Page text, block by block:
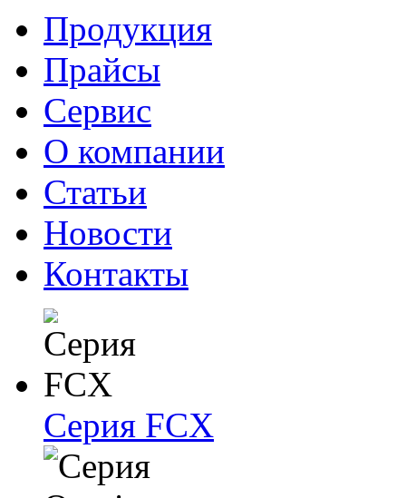
Продукция
Прайсы
Сервис
О компании
Статьи
Новости
Контакты
Серия FCX